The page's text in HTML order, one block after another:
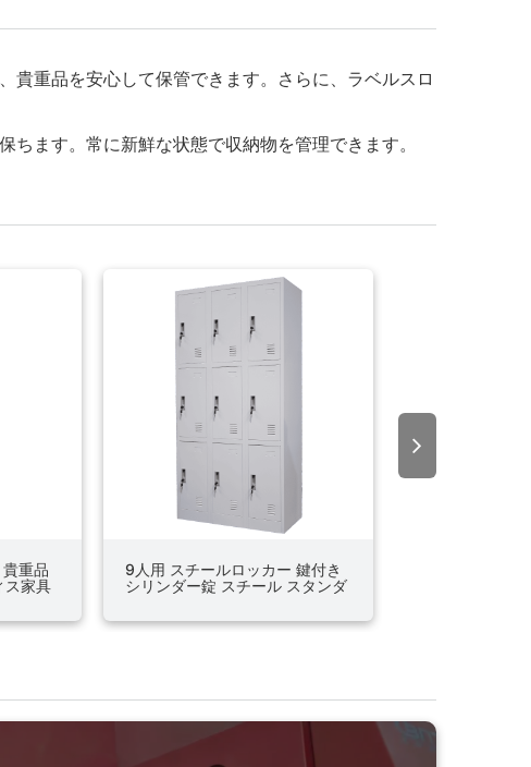
貴重品を安心して保管できます。さらに、ラベルスロ
ます。常に新鮮な状態で収納物を管理できます。
重品
ス家具
9人用 スチールロッカー 鍵付き
シリンダー錠 スチール スタンダ